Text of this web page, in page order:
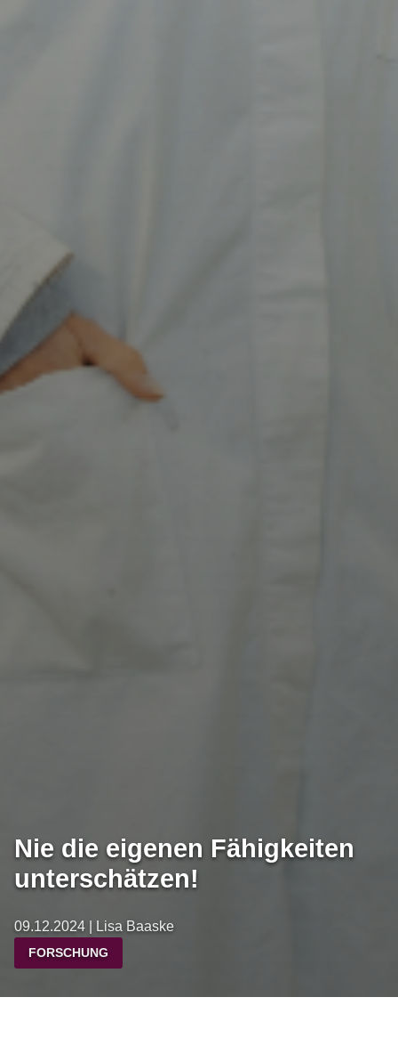
Nie die eigenen Fähigkeiten
unterschätzen!
09.12.2024 | Lisa Baaske
FORSCHUNG